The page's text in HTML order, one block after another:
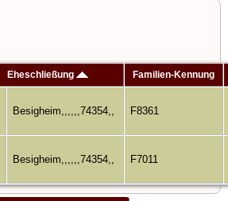
Eheschließung Familien-Kennung
Besigheim,,,,,,74354,, F8361
Besigheim,,,,,,74354,, F7011